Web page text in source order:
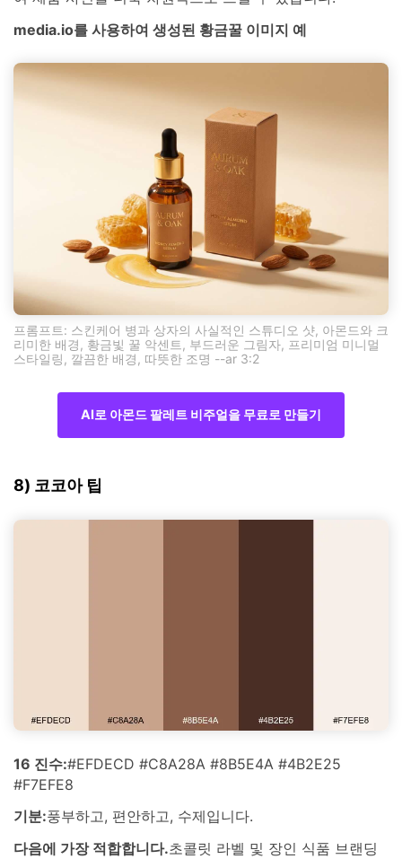
media.io를 사용하여 생성된 황금꿀 이미지 예
프롬프트: 스킨케어 병과 상자의 사실적인 스튜디오 샷, 아몬드와 크
리미한 배경, 황금빛 꿀 악센트, 부드러운 그림자, 프리미엄 미니멀
스타일링, 깔끔한 배경, 따뜻한 조명 --ar 3:2
AI로 아몬드 팔레트 비주얼을 무료로 만들기
8) 코코아 팁
16 진수:#EFDECD #C8A28A #8B5E4A #4B2E25
#F7EFE8
기분:풍부하고, 편안하고, 수제입니다.
다음에 가장 적합합니다.초콜릿 라벨 및 장인 식품 브랜딩